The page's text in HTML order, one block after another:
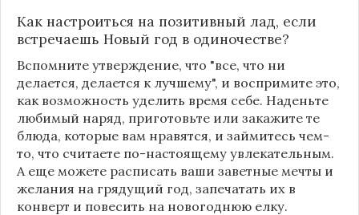
Как настроиться на позитивный лад, если
встречаешь Новый год в одиночестве?
Вспомните утверждение, что "все, что ни
делается, делается к лучшему", и воспримите это,
как возможность уделить время себе. Наденьте
любимый наряд, приготовьте или закажите те
блюда, которые вам нравятся, и займитесь чем-
то, что считаете по-настоящему увлекательным.
А еще можете расписать ваши заветные мечты и
желания на грядущий год, запечатать их в
конверт и повесить на новогоднюю елку.